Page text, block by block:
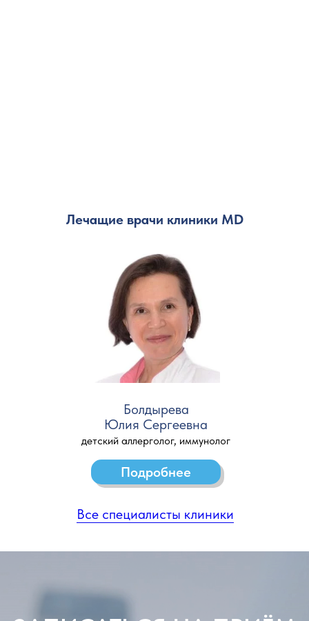
Лечащие врачи клиники MD
Болдырева
Юлия Сергеевна
детский аллерголог, иммунолог
Подробнее
Все специалисты клиники